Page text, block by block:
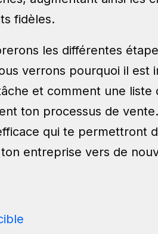
fidèles.
les différentes
verrons pourquoi il est
et comment une
ton processus de
qui te permettront
entreprise vers de